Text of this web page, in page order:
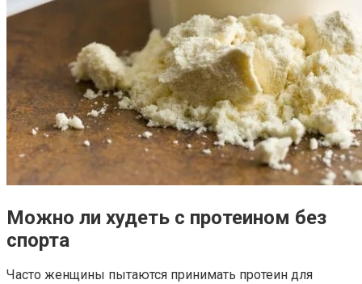
Можно ли худеть с протеином без
спорта
Часто женщины пытаются принимать протеин для